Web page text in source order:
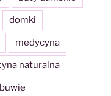
domki
medycyna
naturalna